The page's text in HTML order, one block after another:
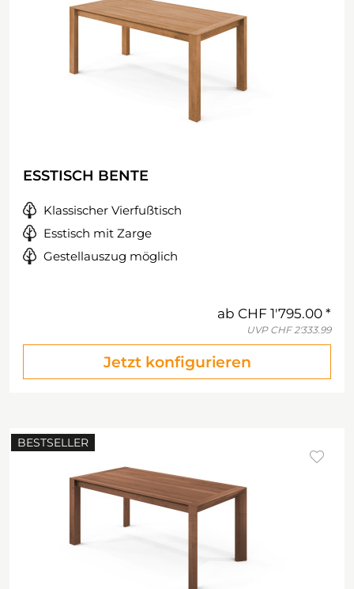
ESSTISCH BENTE
Klassischer Vierfußtisch
Esstisch mit Zarge
Gestellauszug möglich
ab CHF 1'795.00
UVP CHF 2'333.99
Jetzt konfigurieren
BESTSELLER